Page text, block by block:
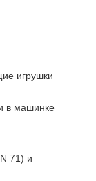
игрушки
в машинке
71) и